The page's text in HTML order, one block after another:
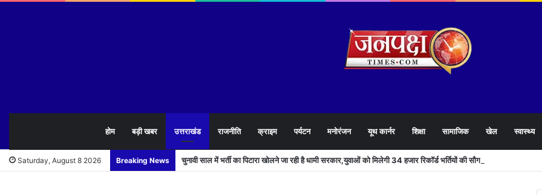
होम बड़ी खबर उत्तराखंड राजनीति क्राइम पर्यटन मनोरंजन यूथ कार्नर शिक्षा सामाजिक खेल स्वास्थ्य
Saturday, August 8 2026 Breaking News चुनावी साल में भर्ती का पिटारा खोलने जा रही है धामी सरकार,युवाओं को मिलेगी 34 हजार रिकॉर्ड भर्तियों की सौगात